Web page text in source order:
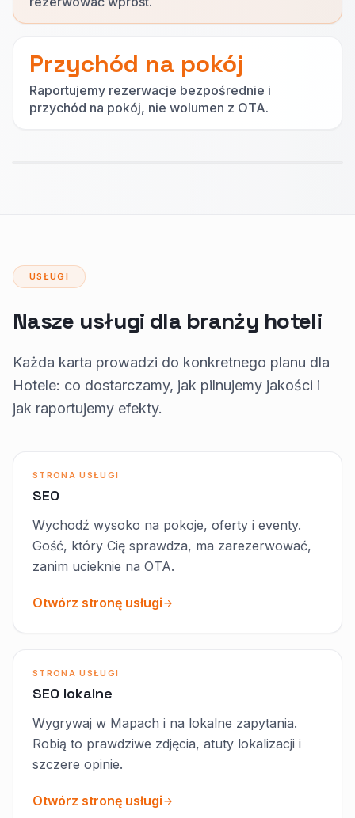
Przychód na pokój
Raportujemy rezerwacje bezpośrednie i
przychód na pokój, nie wolumen z OTA.
USŁUGI
Nasze usługi dla branży hoteli
Każda karta prowadzi do konkretnego planu dla
Hotele: co dostarczamy, jak pilnujemy jakości i
jak raportujemy efekty.
STRONA USŁUGI
SEO
Wychodź wysoko na pokoje, oferty i eventy.
Gość, który Cię sprawdza, ma zarezerwować,
zanim ucieknie na OTA.
Otwórz stronę usługi
STRONA USŁUGI
SEO lokalne
Wygrywaj w Mapach i na lokalne zapytania.
Robią to prawdziwe zdjęcia, atuty lokalizacji i
szczere opinie.
Otwórz stronę usługi